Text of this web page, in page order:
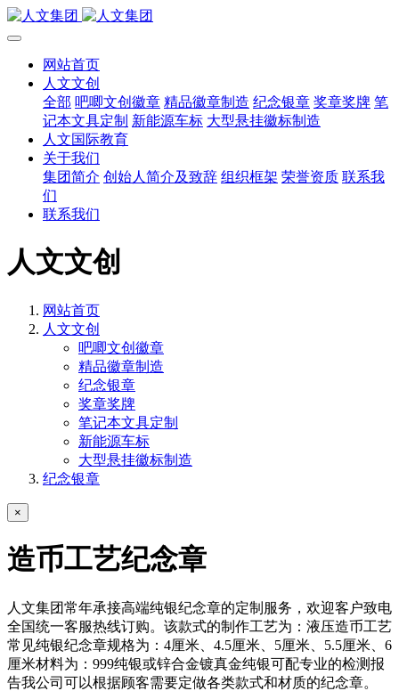
网站首页
人文文创
全部 吧唧文创徽章 精品徽章制造 纪念银章 奖章奖牌 笔
记本文具定制 新能源车标 大型悬挂徽标制造
人文国际教育
关于我们
集团简介 创始人简介及致辞 组织框架 荣誉资质 联系我
们
联系我们
人文文创
网站首页
人文文创
吧唧文创徽章
精品徽章制造
纪念银章
奖章奖牌
笔记本文具定制
新能源车标
大型悬挂徽标制造
纪念银章
×
造币工艺纪念章
人文集团常年承接高端纯银纪念章的定制服务，欢迎客户致电
全国统一客服热线订购。该款式的制作工艺为：液压造币工艺
常见纯银纪念章规格为：4厘米、4.5厘米、5厘米、5.5厘米、6
厘米材料为：999纯银或锌合金镀真金纯银可配专业的检测报
告我公司可以根据顾客需要定做各类款式和材质的纪念章。